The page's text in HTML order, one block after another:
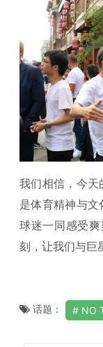
我们相信，今天
是体育精神与
球迷一同感受爽
刻，让我们与巨
话题： NO